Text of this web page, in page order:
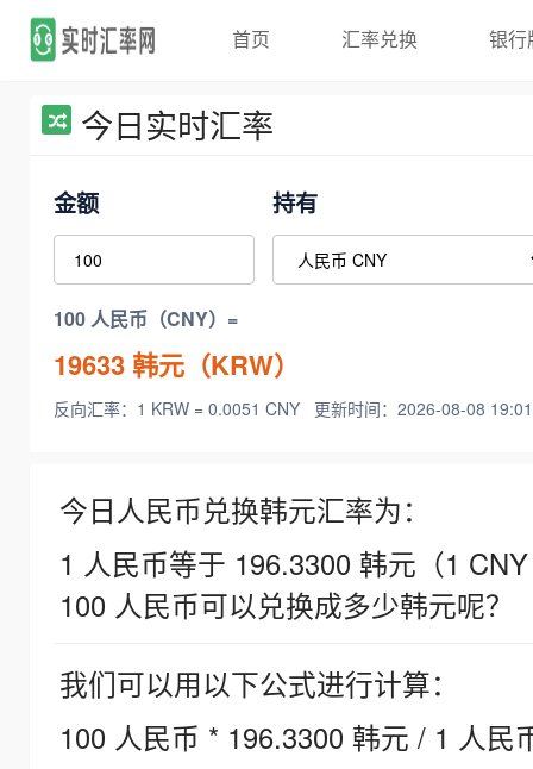
首页 汇率兑换 银行
今日实时汇率
金额 持有
100 人民币（CNY）=
19633韩元（KRW）
反向汇率：1 KRW = 0.0051 CNY 更新时间：2026-08-08
今日人民币兑换韩元汇率为：
1 人民币等于 196.3300 韩元（1
100 人民币可以兑换成多少韩元呢？
我们可以用以下公式进行计算：
100 人民币 * 196.3300 韩元 / 1 人民